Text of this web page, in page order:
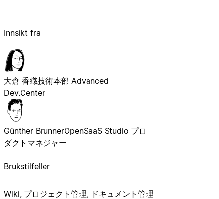
Innsikt fra
大倉 香織技術本部 Advanced
Dev.Center
Günther BrunnerOpenSaaS Studio プロ
ダクトマネジャー
Brukstilfeller
Wiki, プロジェクト管理, ドキュメント管理